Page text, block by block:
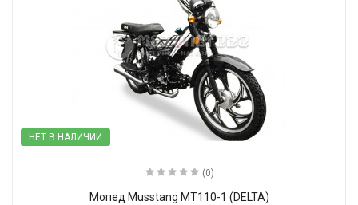
НЕТ В НАЛИЧИИ
(0)
Мопед Musstang MT110-1 (DELTA)